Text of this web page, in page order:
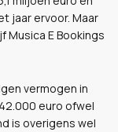
jaar ervoor. Maar
E Bookings
vermogen in
euro ofwel
is overigens wel